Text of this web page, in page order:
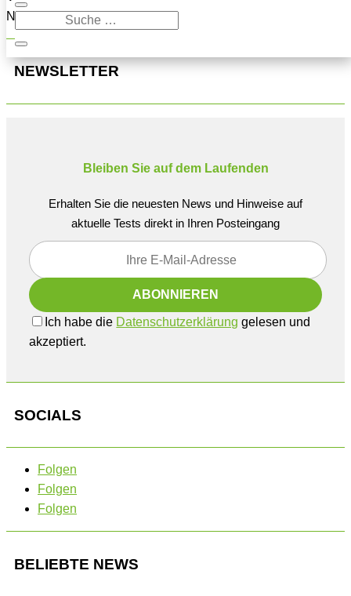
Navigation oben, um den Beitrag zu finden.
NEWSLETTER
Bleiben Sie auf dem Laufenden
Erhalten Sie die neuesten News und Hinweise auf
aktuelle Tests direkt in Ihren Posteingang
Ich habe die Datenschutzerklärung gelesen und
akzeptiert.
SOCIALS
Folgen
Folgen
Folgen
BELIEBTE NEWS